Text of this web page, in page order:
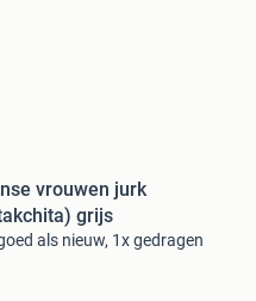
vrouwen jurk
grijs
als nieuw, 1x gedragen